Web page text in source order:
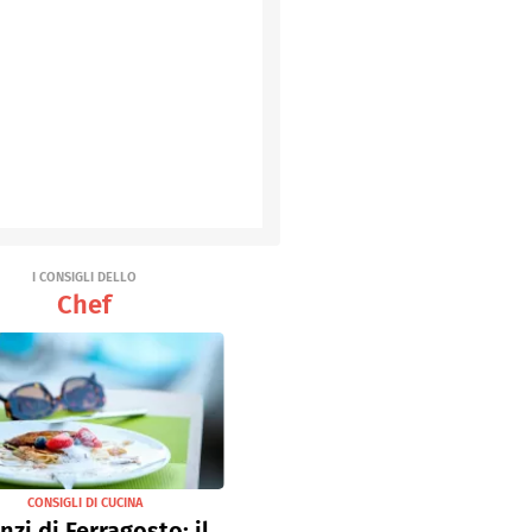
I CONSIGLI DELLO
Chef
CONSIGLI DI CUCINA